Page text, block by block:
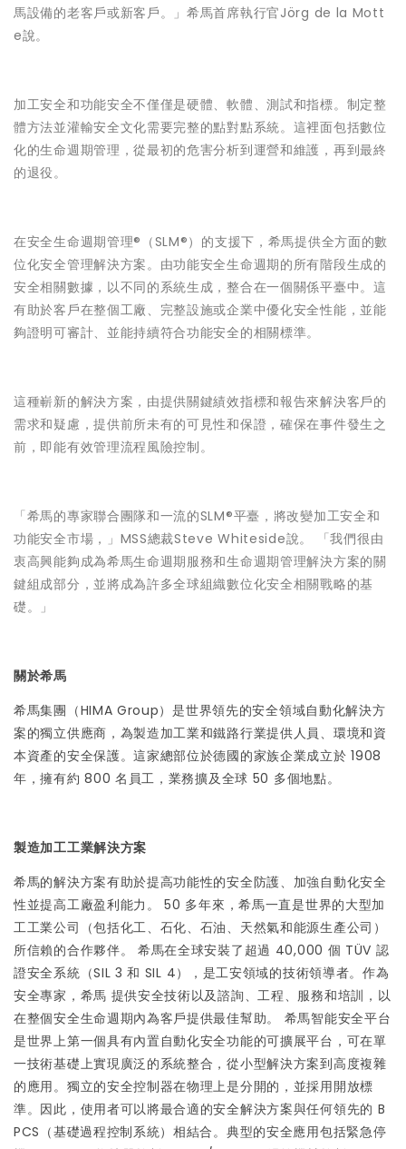
馬設備的老客戶或新客戶。」希馬首席執行官Jörg de la Mott
e說。
加工安全和功能安全不僅僅是硬體、軟體、測試和指標。制定整
體方法並灌輸安全文化需要完整的點對點系統。這裡面包括數位
化的生命週期管理，從最初的危害分析到運營和維護，再到最終
的退役。
在安全生命週期管理®（SLM®）的支援下，希馬提供全方面的數
位化安全管理解決方案。由功能安全生命週期的所有階段生成的
安全相關數據，以不同的系統生成，整合在一個關係平臺中。這
有助於客戶在整個工廠、完整設施或企業中優化安全性能，並能
夠證明可審計、並能持續符合功能安全的相關標準。
這種嶄新的解決方案，由提供關鍵績效指標和報告來解決客戶的
需求和疑慮，提供前所未有的可見性和保證，確保在事件發生之
前，即能有效管理流程風險控制。
「希馬的專家聯合團隊和一流的SLM®平臺，將改變加工安全和
功能安全市場，」MSS總裁Steve Whiteside說。 「我們很由
衷高興能夠成為希馬生命週期服務和生命週期管理解決方案的關
鍵組成部分，並將成為許多全球組織數位化安全相關戰略的基
礎。」
關於希馬
希馬集團（HIMA Group）是世界領先的安全領域自動化解決方
案的獨立供應商，為製造加工業和鐵路行業提供人員、環境和資
本資產的安全保護。這家總部位於德國的家族企業成立於 1908
年，擁有約 800 名員工，業務擴及全球 50 多個地點。
製造加工工業解決方案
希馬的解決方案有助於提高功能性的安全防護、加強自動化安全
性並提高工廠盈利能力。 50 多年來，希馬一直是世界的大型加
工工業公司（包括化工、石化、石油、天然氣和能源生產公司）
所信賴的合作夥伴。 希馬在全球安裝了超過 40,000 個 TÜV 認
證安全系統（SIL 3 和 SIL 4），是工安領域的技術領導者。作為
安全專家，希馬 提供安全技術以及諮詢、工程、服務和培訓，以
在整個安全生命週期內為客戶提供最佳幫助。 希馬智能安全平台
是世界上第一個具有內置自動化安全功能的可擴展平台，可在單
一技術基礎上實現廣泛的系統整合，從小型解決方案到高度複雜
的應用。獨立的安全控制器在物理上是分開的，並採用開放標
準。因此，使用者可以將最合適的安全解決方案與任何領先的 B
PCS（基礎過程控制系統）相結合。典型的安全應用包括緊急停